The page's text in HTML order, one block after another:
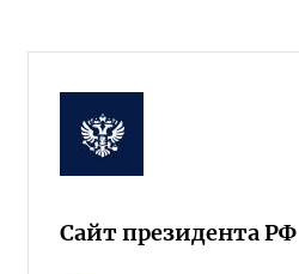
Сайт президента РФ